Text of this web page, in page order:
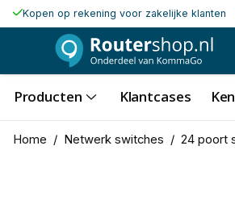
Kopen op rekening voor zakelijke klanten
Producten Klantcases
Home / Netwerk switches / 24 poort